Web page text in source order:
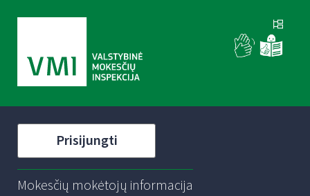
Prisijungti
Mokesčių mokėtojų informacija